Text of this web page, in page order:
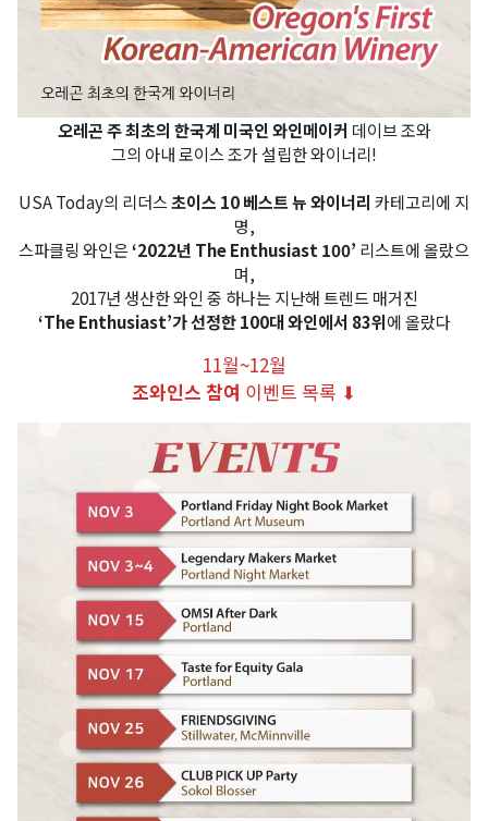
오레곤 주 최초의 한국계 미국인 와인메이커 데이브 조와
그의 아내 로이스 조가 설립한 와이너리!
USA Today의 리더스초이스 10 베스트 뉴 와이너리 카테고리에 지
명,
스파클링 와인은‘2022년 The Enthusiast 100’ 리스트에 올랐으
며,
2017년 생산한 와인 중 하나는 지난해 트렌드 매거진
‘The Enthusiast’가 선정한 100대 와인에서 83위에 올랐다
11월~12월
조와인스 참여 이벤트 목록 ⬇